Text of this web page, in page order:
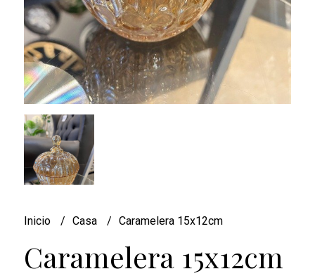
Inicio Casa Caramelera 15x12cm
Caramelera 15x12cm